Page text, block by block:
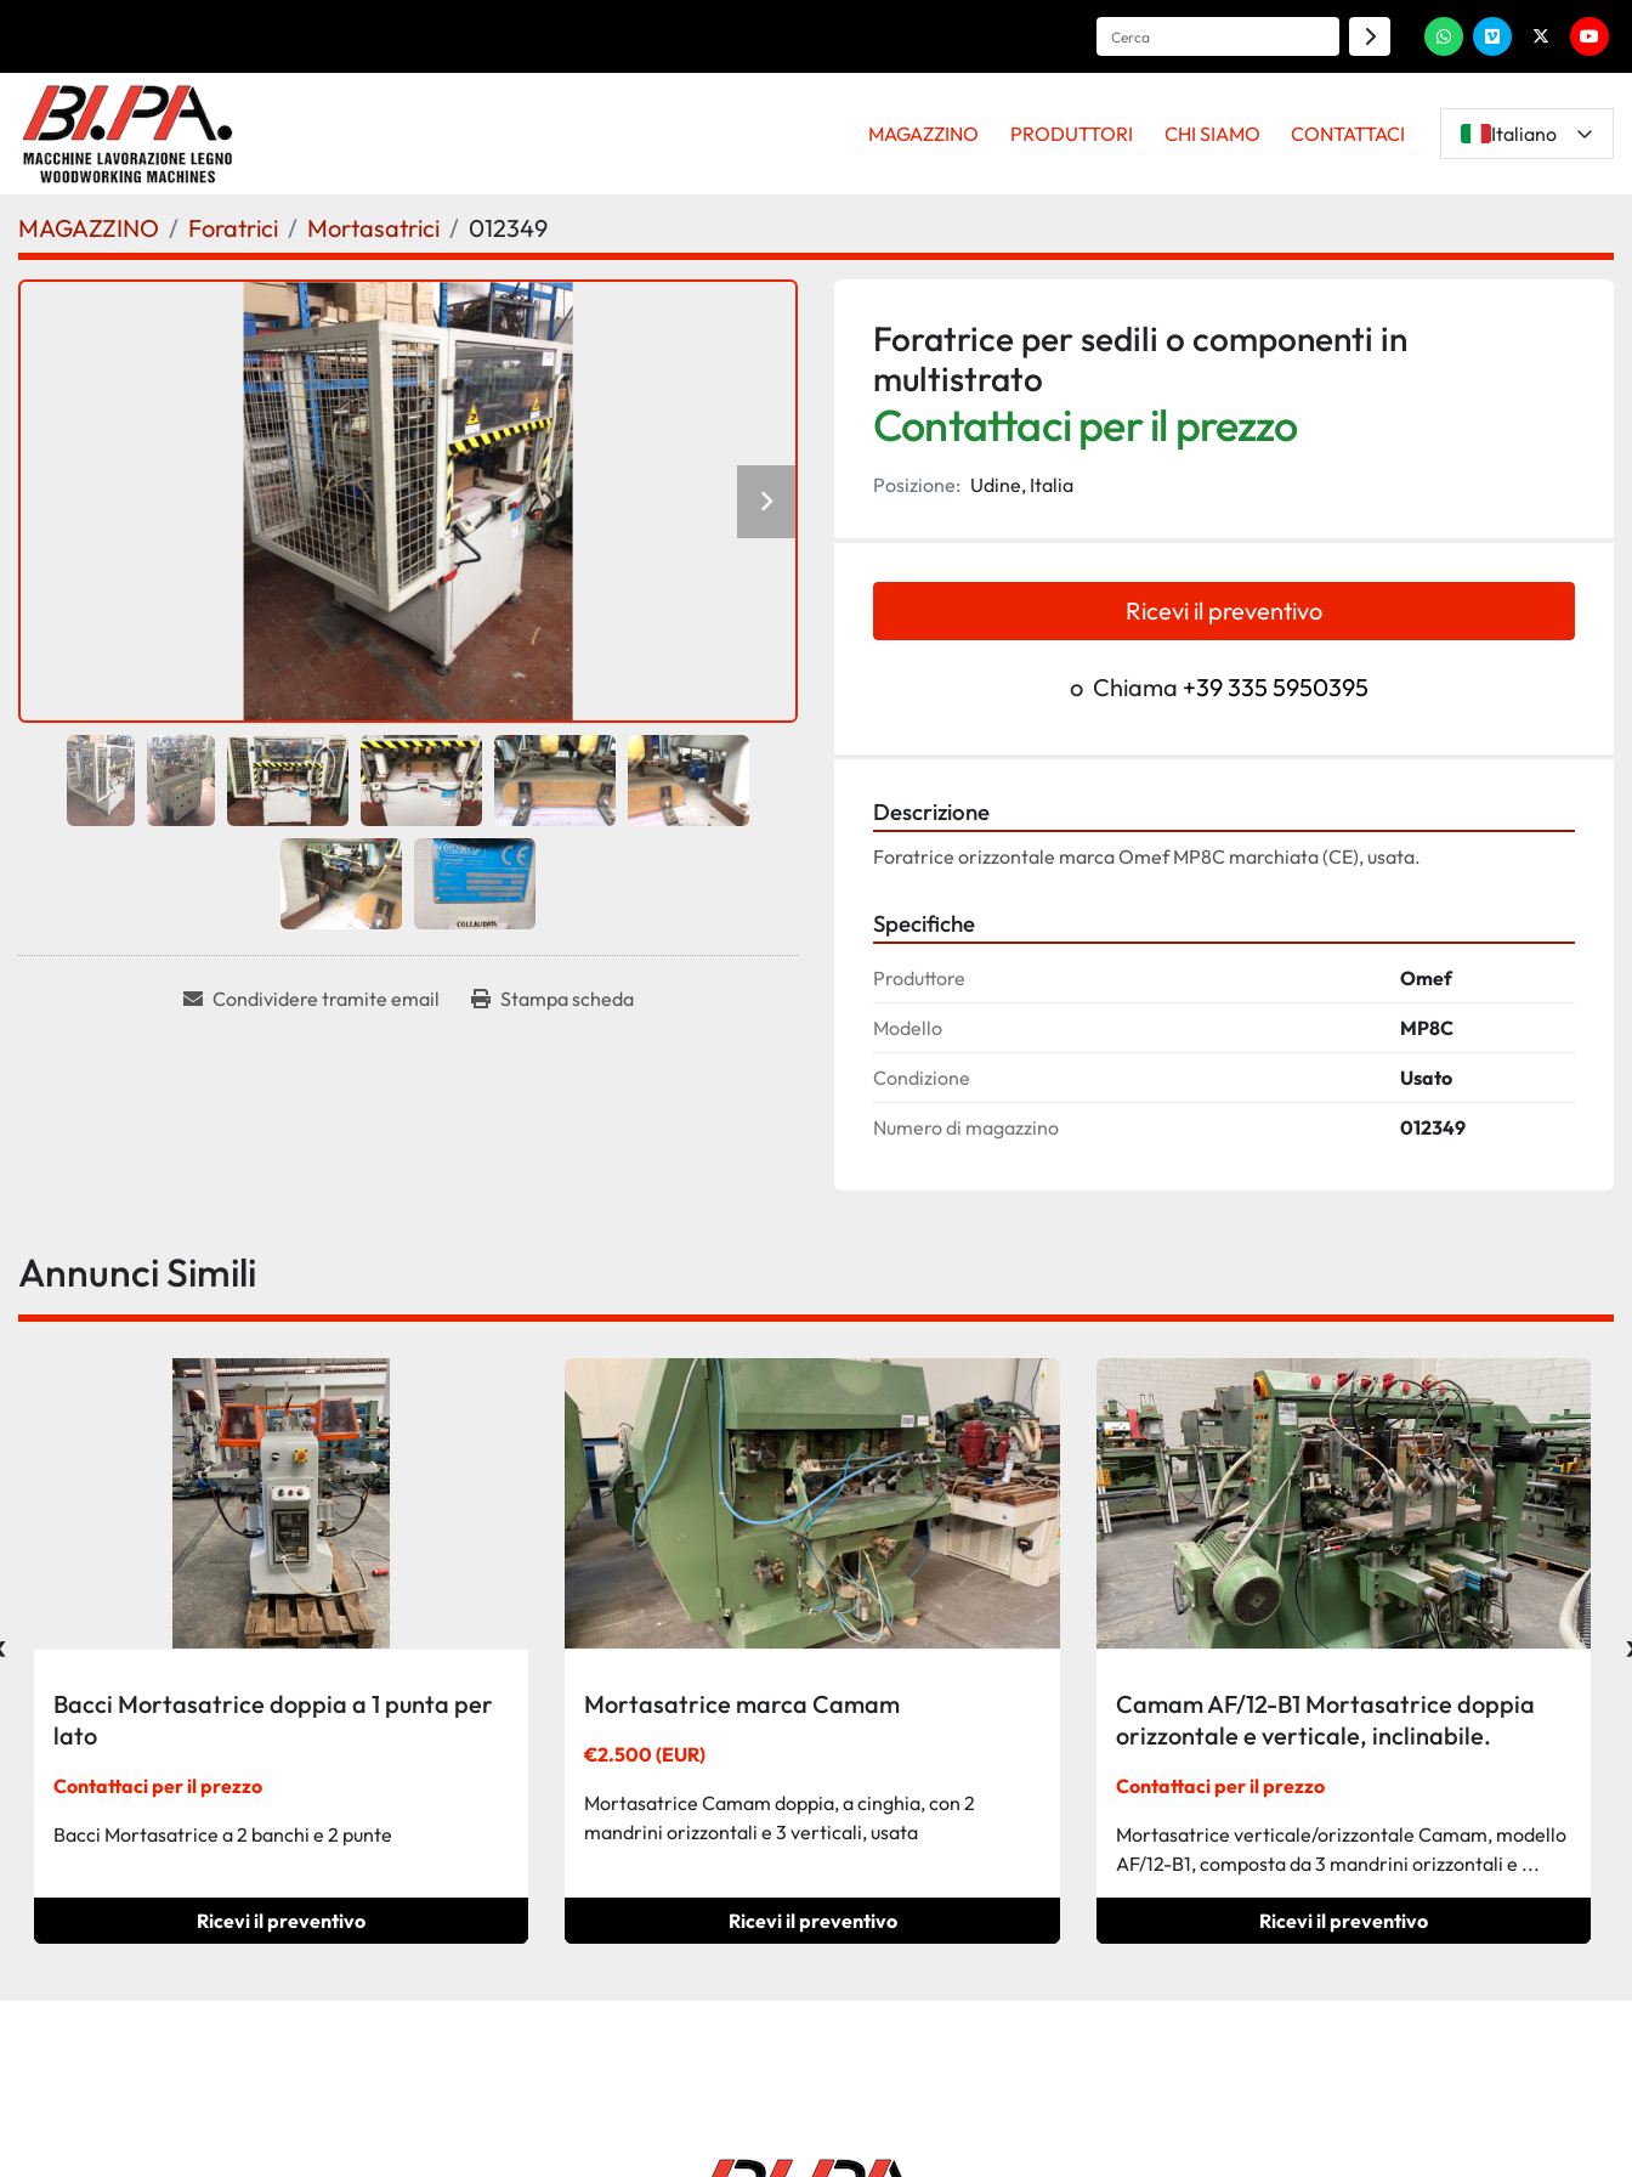
whatsappvimeotwitter
MAGAZZINO PRODUTTORI CHI SIAMO CONTATTACI Italiano
MAGAZZINO Foratrici Mortasatrici 012349
Condividere tramite email Stampa scheda
Foratrice per sedili o componenti in
multistrato
Contattaci per il prezzo
Posizione: Udine, Italia
Ricevi il preventivo
o Chiama +39 335 5950395
Descrizione
Foratrice orizzontale marca Omef MP8C marchiata (CE), usata.
Specifiche
Produttore Omef
Modello MP8C
Condizione Usato
Numero di magazzino 012349
Annunci Simili
Mortasatrice marca Camam
Mortasatrice Camam doppia, a cinghia, con 2
mandrini orizzontali e 3 verticali, usata
Ricevi il preventivo
Camam AF/12-B1 Mortasatrice doppia
Mortasatrice verticale/orizzontale Camam, modello
Ricevi il preventivo
Foratrice marca Camam modello
FM/2U/10A
Contattaci per il prezzo
Foratrice marca Camam modello FM/2U/10A,
mandrini con testa multi punte, usata.
Ricevi il preventivo